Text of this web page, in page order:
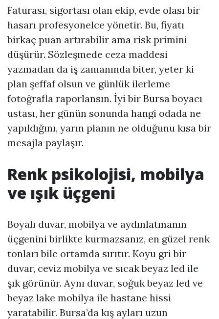
Faturası, sigortası olan ekip, evde olası bir
hasarı profesyonelce yönetir. Bu, fiyatı
birkaç puan artırabilir ama risk primini
düşürür. Sözleşmede ceza maddesi
yazmadan da iş zamanında biter, yeter ki
plan şeffaf olsun ve günlük ilerleme
fotoğrafla raporlansın. İyi bir Bursa boyacı
ustası, her günün sonunda hangi odada ne
yapıldığını, yarın planın ne olduğunu kısa bir
mesajla paylaşır.
Renk psikolojisi, mobilya
ve ışık üçgeni
Boyalı duvar, mobilya ve aydınlatmanın
üçgenini birlikte kurmazsanız, en güzel renk
tonları bile ortamda sırıtır. Koyu gri bir
duvar, ceviz mobilya ve sıcak beyaz led ile
şık görünür. Aynı duvar, soğuk beyaz led ve
beyaz lake mobilya ile hastane hissi
yaratabilir. Bursa’da kış ayları uzun